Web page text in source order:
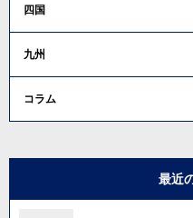
四国
九州
コラム
最近